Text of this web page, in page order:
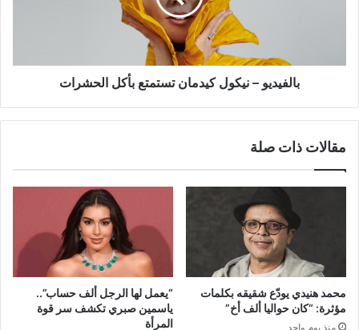
بالفيديو – نيكول كيدمان تستمتع بأكل الحشرات
مقالات ذات صلة
محمد هنيدي يودّع شقيقه بكلمات
مؤثرة: “كان حواليا ألف أخ”
منذ يوم واحد
“يعمل لها الرجل ألف حساب”..
ياسمين صبري تكشف سر قوة
المرأة